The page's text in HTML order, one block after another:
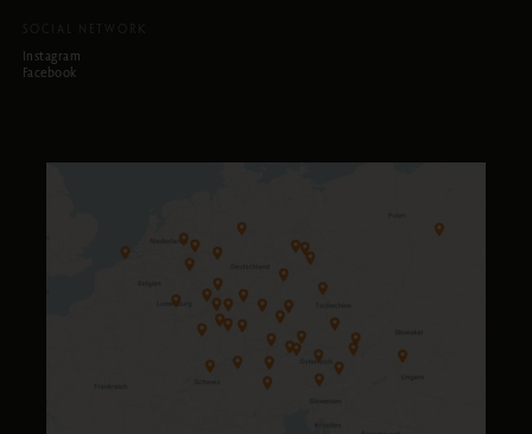
Instagram
Facebook